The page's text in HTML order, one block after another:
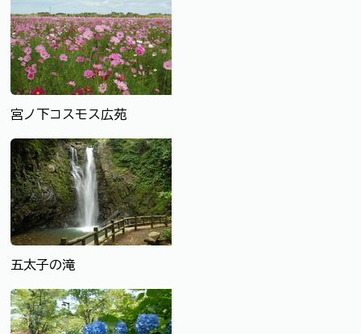
宮ノ下コスモス広苑
五太子の滝